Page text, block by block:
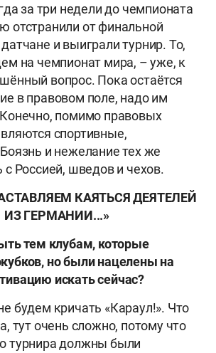
за три недели до чемпионата
отстранили от финальной
и выиграли турнир. То,
на чемпионат мира, – уже, к
вопрос. Пока остаётся
в правовом поле, надо им
помимо правовых
спортивные,
и нежелание тех же
с Россией, шведов и чехов.
КАЯТЬСЯ ДЕЯТЕЛЕЙ
ИЗ ГЕРМАНИИ...»
тем клубам, которые
но были нацелены на
искать сейчас?
будем кричать «Караул!». Что
тут очень сложно, потому что
турнира должны были